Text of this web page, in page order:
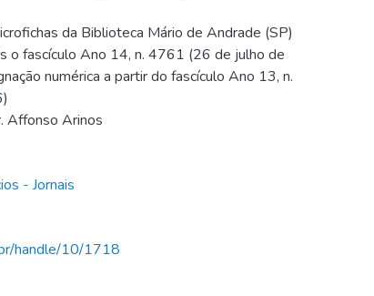
da Biblioteca Mário de Andrade (SP)
o fascículo Ano 14, n. 4761 (26 de julho de
numérica a partir do fascículo Ano 13, n.
Affonso Arinos
- Jornais
handle/10/1718